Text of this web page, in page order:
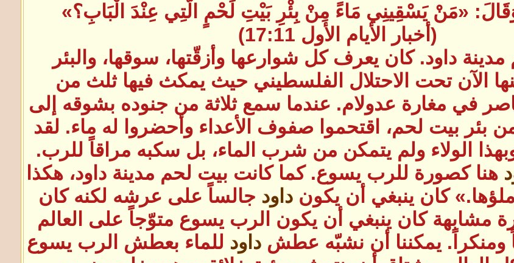
«مَنْ يَسْقِينِي مَاءً مِنْ بِئْرِ بَيْتِ لَحْمٍ الَّتِي عِنْدَ الْبَابِ؟»
(أخبار الأيام الأول 17:11)
داود. كان يعرف كل شوارعها وأزقّتها، سوقها، والبئر
الآن تحت الاحتلال الفلسطيني حيث يمكث فيها ثلث من
في مغارة عدولام. عندما سمع ثلاثة من جنوده بشوقه إلى
بئر بيت لحم، اقتحموا صفوف الأعداء وأحضروا له ماء. لقد
وبهذا الولاء ولم يتمكن من شرب الماء، بل سكبه مراقاً للرب.
هنا كصورة للرب يسوع. كما كانت بيت لحم مدينة داود، هكذا
كان ينبغي أن يكونداود جالساً على عرشه لكنه كان
كان ينبغي أن يكون الرب يسوع متوّجاً على العالم
ومنكراً. يمكننا أن نشبّه عطش داود للماء بعطش الرب يسوع